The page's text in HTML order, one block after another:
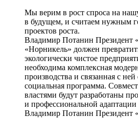
Мы верим в рост спроса на
в будущем, и считаем нужным
проектов роста.
Владимир Потанин Президент
«Норникель» должен
экологически чистое
необходима комплексная
производства и связанная с ней
социальная программа.
властями будут разработаны
и профессиональной адаптации
Владимир Потанин Президент